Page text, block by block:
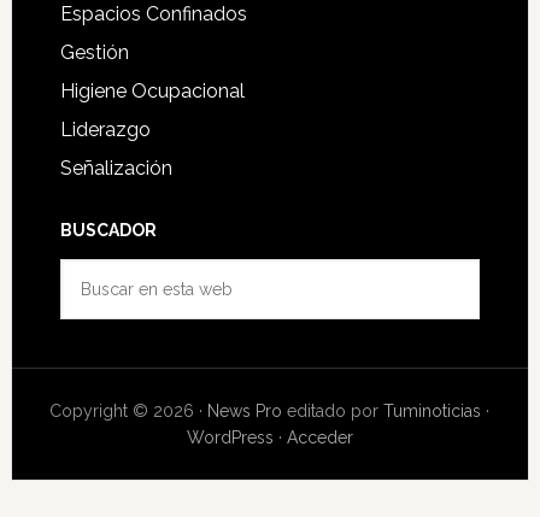
Espacios Confinados
Gestión
Higiene Ocupacional
Liderazgo
Señalización
BUSCADOR
web
Copyright © 2026 · News Pro editado porTuminoticias ·
WordPress · Acceder